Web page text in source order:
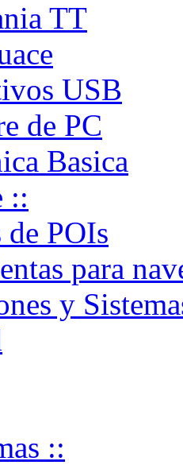
TT
USB
de PC
Basica
::
POIs
para
y
::